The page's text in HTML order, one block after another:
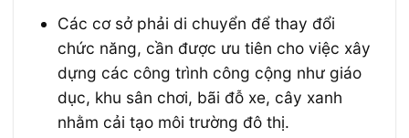
Các cơ sở phải di chuyển để thay đổi
chức năng, cần được ưu tiên cho việc xây
dựng các công trình công cộng như giáo
dục, khu sân chơi, bãi đỗ xe, cây xanh
nhằm cải tạo môi trường đô thị.